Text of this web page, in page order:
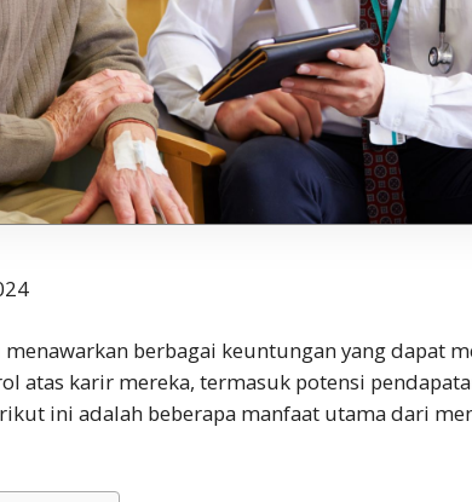
berbagai keuntungan yang dapat
atas karir mereka, termasuk potensi
ini adalah beberapa manfaat utama dari